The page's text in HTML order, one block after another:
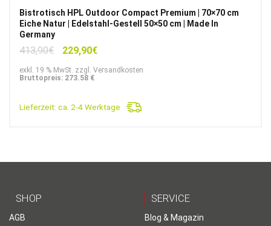
Bistrotisch HPL Outdoor Compact Premium | 70×70 cm
Eiche Natur | Edelstahl-Gestell 50×50 cm | Made In
Germany
413,90€
Ursprünglicher
war:
229,90€Aktueller
ist:
exkl. 19 % MwSt. zzgl. Versandkosten
Bruttopreis: 273.58 €
Lieferzeit: ca. 2-4 Werktage
SHOP
AGB
SERVICE
Blog & Magazin